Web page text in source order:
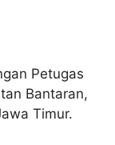
Petugas
Bantaran,
Timur.